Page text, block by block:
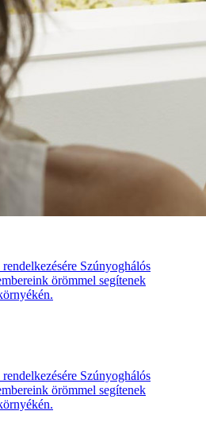
Szúnyoghálós
örömmel segítenek
Szúnyoghálós
örömmel segítenek